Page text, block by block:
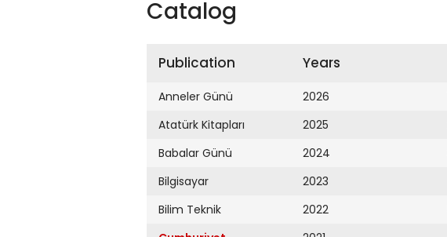
Catalog
Publication
Anneler Günü
Atatürk Kitapları
Babalar Günü
Bilgisayar
Bilim Teknik
Years
2026
2025
2024
2023
2022